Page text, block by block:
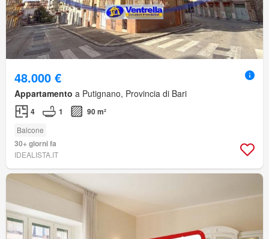
48.000 €
Appartamento a Putignano, Provincia di Bari
4 1 90 m²
Balcone
30+ giorni fa
IDEALISTA.IT